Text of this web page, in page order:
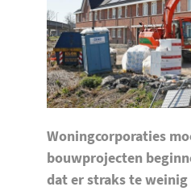
Woningcorporaties
bouwprojecten
dat er straks te weinig